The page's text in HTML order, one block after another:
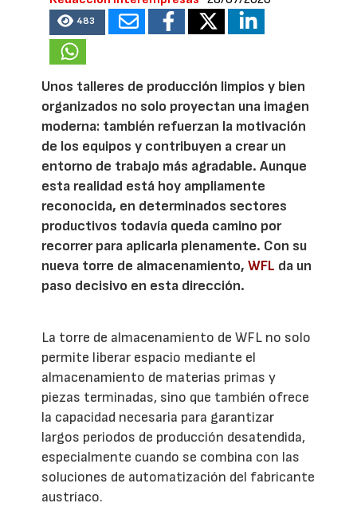
483
Unos talleres de producción limpios y bien
organizados no solo proyectan una imagen
moderna: también refuerzan la motivación
de los equipos y contribuyen a crear un
entorno de trabajo más agradable. Aunque
esta realidad está hoy ampliamente
reconocida, en determinados sectores
productivos todavía queda camino por
recorrer para aplicarla plenamente. Con su
nueva torre de almacenamiento,WFL da un
paso decisivo en esta dirección.
La torre de almacenamiento de WFL no solo
permite liberar espacio mediante el
almacenamiento de materias primas y
piezas terminadas, sino que también ofrece
la capacidad necesaria para garantizar
largos periodos de producción desatendida,
especialmente cuando se combina con las
soluciones de automatización del fabricante
austríaco.